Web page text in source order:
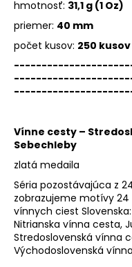
hmotnosť: 31,1 g (1 Oz)
priemer: 40 mm
počet kusov: 250
Vínne cesty –
Sebechleby
zlatá medaila
Séria pozostávajúca z
zobrazujeme motívy
vínnych ciest
Nitrianska vínna cesta,
Stredoslovenská vínna
Východoslovenská